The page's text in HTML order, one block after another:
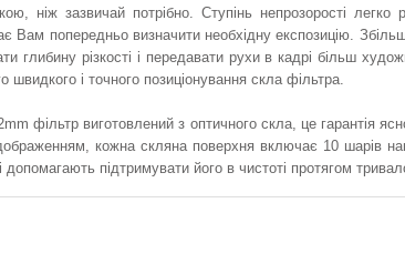
ніж зазвичай потрібно. Ступінь непрозорості легко
Вам попередньо визначити необхідну експозицію.
глибину різкості і передавати рухи в кадрі більш
і точного позиціонування скла фільтра.
фільтр виготовлений з оптичного скла, це гарантія
кожна скляна поверхня включає 10 шарів
підтримувати його в чистоті протягом